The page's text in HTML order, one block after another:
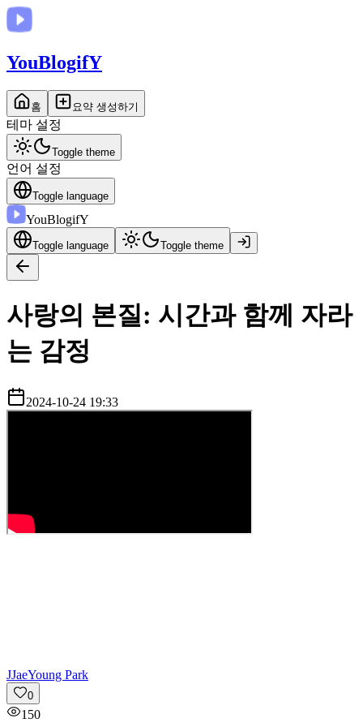
YouBlogifY
홈 요약 생성하기
테마 설정
Toggle theme
언어 설정
Toggle language
YouBlogifY
Toggle language Toggle theme
사랑의 본질: 시간과 함께 자라
는 감정
2024-10-24 19:33
JJaeYoung Park
0
150